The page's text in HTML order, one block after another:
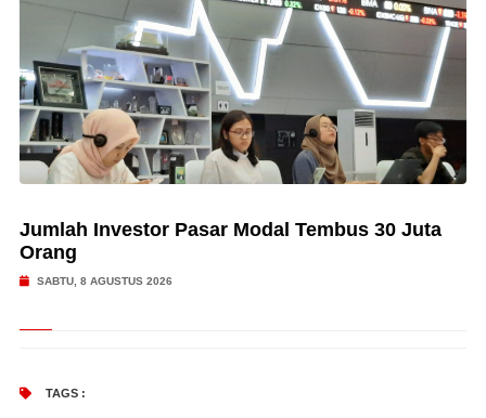
Jumlah Investor Pasar Modal Tembus 30 Juta
Orang
SABTU, 8 AGUSTUS 2026
TAGS :